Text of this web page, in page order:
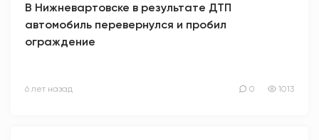
В Нижневартовске в результате ДТП
автомобиль перевернулся и пробил
ограждение
6 лет назад 0 1013